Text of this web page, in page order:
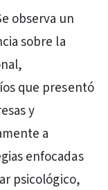
observa un
sobre la
que presentó
y
a
enfocadas
psicológico,